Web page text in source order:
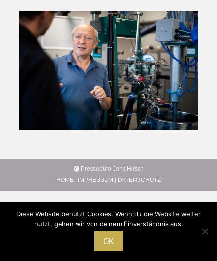
Pressebüro Jens Hirsch
HOME
IMPRESSUM DATENSCHUTZ
Diese Website benutzt Cookies. Wenn du die Website weiter
nutzt, gehen wir von deinem Einverständnis aus.
OK